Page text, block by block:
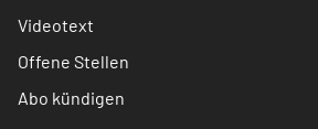
Videotext
Offene Stellen
Abo kündigen